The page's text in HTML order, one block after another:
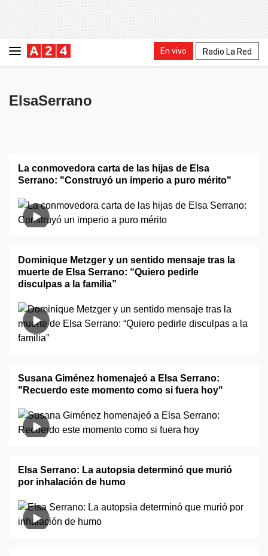
En vivo Radio La Red
ElsaSerrano
La conmovedora carta de las hijas de Elsa
Serrano: "Construyó un imperio a puro mérito"
Dominique Metzger y un sentido mensaje tras la
muerte de Elsa Serrano: “Quiero pedirle
disculpas a la familia”
Susana Giménez homenajeó a Elsa Serrano:
"Recuerdo este momento como si fuera hoy"
Elsa Serrano: La autopsia determinó que murió
por inhalación de humo